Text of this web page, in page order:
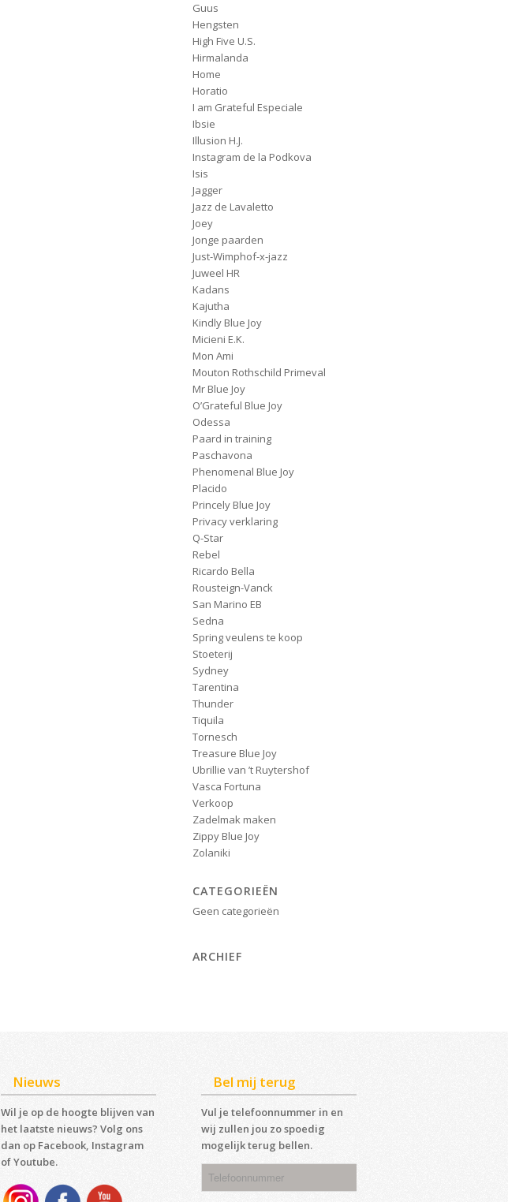
Guus
Hengsten
High Five U.S.
Hirmalanda
Home
Horatio
I am Grateful Especiale
Ibsie
Illusion H.J.
Instagram de la Podkova
Isis
Jagger
Jazz de Lavaletto
Joey
Jonge paarden
Just-Wimphof-x-jazz
Juweel HR
Kadans
Kajutha
Kindly Blue Joy
Micieni E.K.
Mon Ami
Mouton Rothschild Primeval
Mr Blue Joy
O’Grateful Blue Joy
Odessa
Paard in training
Paschavona
Phenomenal Blue Joy
Placido
Princely Blue Joy
Privacy verklaring
Q-Star
Rebel
Ricardo Bella
Rousteign-Vanck
San Marino EB
Sedna
Spring veulens te koop
Stoeterij
Sydney
Tarentina
Thunder
Tiquila
Tornesch
Treasure Blue Joy
Ubrillie van ’t Ruytershof
Vasca Fortuna
Verkoop
Zadelmak maken
Zippy Blue Joy
Zolaniki
CATEGORIEËN
Geen categorieën
ARCHIEF
Nieuws
Wil je op de hoogte blijven van
het laatste nieuws? Volg ons
dan op Facebook, Instagram
of Youtube.
Bel mij terug
Vul je telefoonnummer in en
wij zullen jou zo spoedig
mogelijk terug bellen.